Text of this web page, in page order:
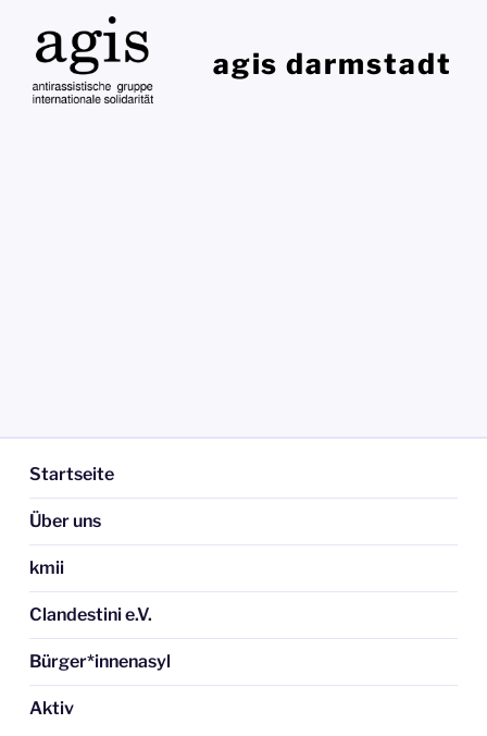
Inhalt
springen
agis darmstadt
Startseite
Über uns
kmii
Clandestini e.V.
Bürger*innenasyl
Aktiv